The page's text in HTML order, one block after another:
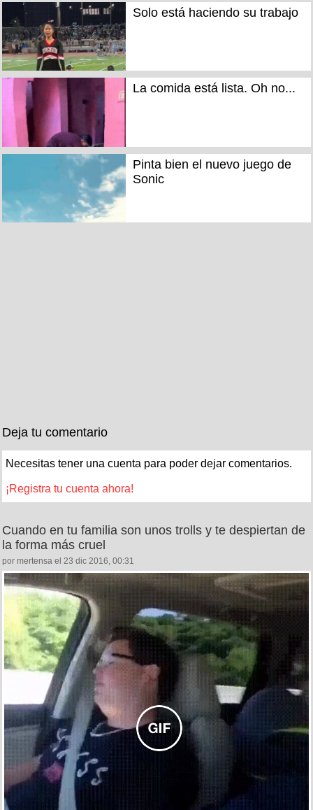
Solo está haciendo su trabajo
La comida está lista. Oh no...
Pinta bien el nuevo juego de
Sonic
Deja tu comentario
Necesitas tener una cuenta para poder dejar comentarios.
¡Registra tu cuenta ahora!
Cuando en tu familia son unos trolls y te despiertan de
la forma más cruel
por mertensa el 23 dic 2016, 00:31